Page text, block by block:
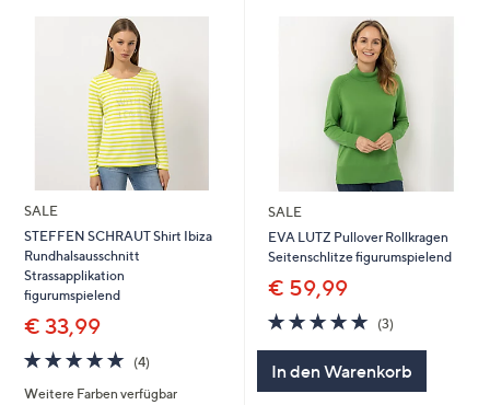
SALE
STEFFEN SCHRAUT Shirt Ibiza
Rundhalsausschnitt
Strassapplikation
figurumspielend
€ 33,99
5.0
von
5
(4)4
Weitere Farben verfügbar
SALE
EVA LUTZ Pullover Rollkragen
Seitenschlitze figurumspielend
€ 59,99
5.0
von
(3)3
In den Warenkorb